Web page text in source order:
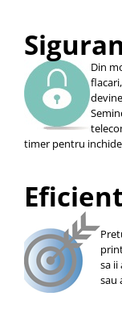
Din
timer pentru
sa
sau